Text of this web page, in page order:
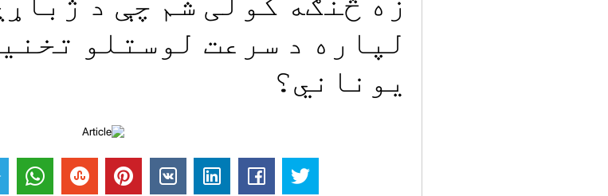
لپاره د سرعت لوستلو
یوناني؟